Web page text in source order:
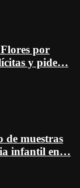
por
y pide…
de muestras
infantil en…